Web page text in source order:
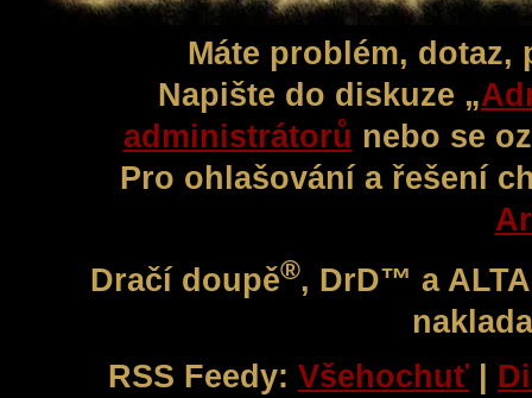
Máte problém,
Napište do diskuze „
administrátorů nebo se
Pro ohlašování a řešení
Dračí doupě®, DrD™ a
RSS Feedy: Všehochuť |